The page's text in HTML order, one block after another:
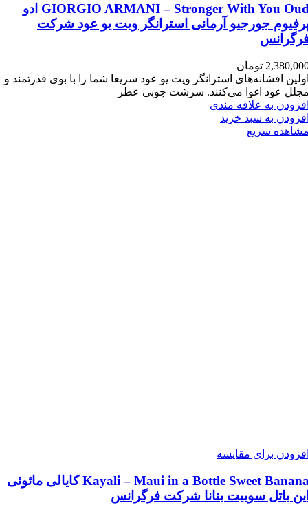
GIORGIO ARMANI – Stronger With You Oud ادو
جورجیو آرمانی استرانگر ویت یو عود شرکت
تومان
افشانه‌های استرانگر ویت یو عود سریعا شما را با بوی قدرتمند و
عود اغوا می‌کنند. سرشت چوبی عطر
به علاقه مندی
به سبد خرید
سریع
برای مقایسه
Kayali – Maui in a Bottle Sweet Banana کایالی مائوئی
باتل سوییت بنانا شرکت فرگرانس